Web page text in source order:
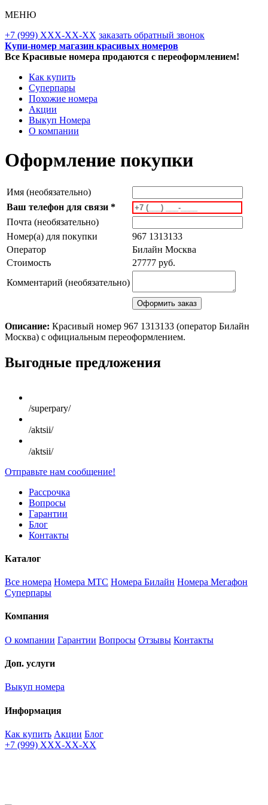
МЕНЮ
+7 (999) XXX-XX-XX заказать обратный звонок
Купи-номер магазин красивых номеров
Все Красивые номера продаются с переоформлением!
Как купить
Суперпары
Похожие номера
Акции
Выкуп Номера
О компании
Оформление покупки
Имя (необязательно)
Ваш телефон для связи *
Почта (необязательно)
Номер(а) для покупки
967 1313133
Оператор
Билайн Москва
Стоимость
27777 руб.
Комментарий (необязательно)
Описание: Красивый номер 967 1313133 (оператор Билайн
Москва) с официальным переоформлением.
Scroll
Up
Выгодные предложения
/superpary/
/aktsii/
/aktsii/
Отправьте нам сообщение!
Рассрочка
Вопросы
Гарантии
Блог
Контакты
Каталог
Все номера Номера МТС Номера Билайн Номера Мегафон
Суперпары
Компания
О компании Гарантии Вопросы Отзывы Контакты
Доп. услуги
Выкуп номера
Информация
Как купить Акции Блог
+7 (999) XXX-XX-XX